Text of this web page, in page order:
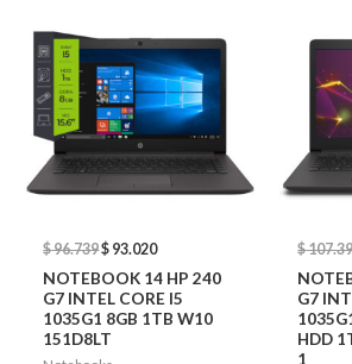
$96.739$ 93.020
NOTEBOOK 14 HP 240
G7 INTEL CORE I5
1035G1 8GB 1TB W10
151D8LT
$
G7
HDD
1